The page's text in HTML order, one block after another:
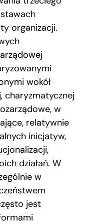
organizacji.
wokół
charyzmatycznej
w
relatywnie
inicjatyw,
działań. W
w
jest